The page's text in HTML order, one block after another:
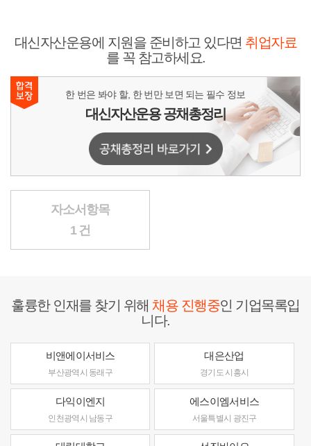
대신자산운용에 지원을 준비하고 있다면 취업자료
를 꼭 참고하세요.
한 번은 봐야 할, 한 번만 보면 되는 필수 정보
대신자산운용 공채총정리
자소서항목
1 건
훌륭한 인재를 찾기 위해채용 진행중인 기업목록입
니다.
비앤에이서비스
부산광역시 동래구
대은산업
경기도 시흥시
다익이엔지
인천광역시 남동구
에스이엠서비스
서울특별시 광진구